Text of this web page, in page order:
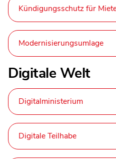
Kündigungsschutz für
Modernisierungsumlage
Digitale Welt
Digitalministerium
Digitale Teilhabe